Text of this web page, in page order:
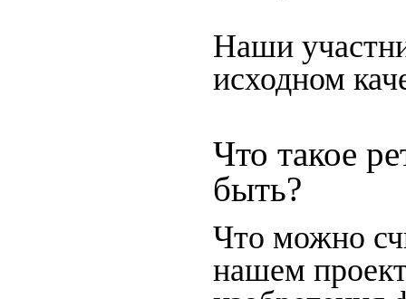
Наши
исходном
Что такое
быть?
Что можно
нашем